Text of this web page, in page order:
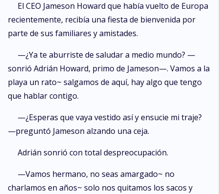
El CEO Jameson Howard que había vuelto de Europa
recientemente, recibía una fiesta de bienvenida por
parte de sus familiares y amistades.
—¿Ya te aburriste de saludar a medio mundo? —
sonrió Adrián Howard, primo de Jameson—. Vamos a la
playa un rato~ salgamos de aquí, hay algo que tengo
que hablar contigo.
—¿Esperas que vaya vestido así y ensucie mi traje?
—preguntó Jameson alzando una ceja.
Adrián sonrió con total despreocupación.
—Vamos hermano, no seas amargado~ no
charlamos en años~ solo nos quitamos los sacos y